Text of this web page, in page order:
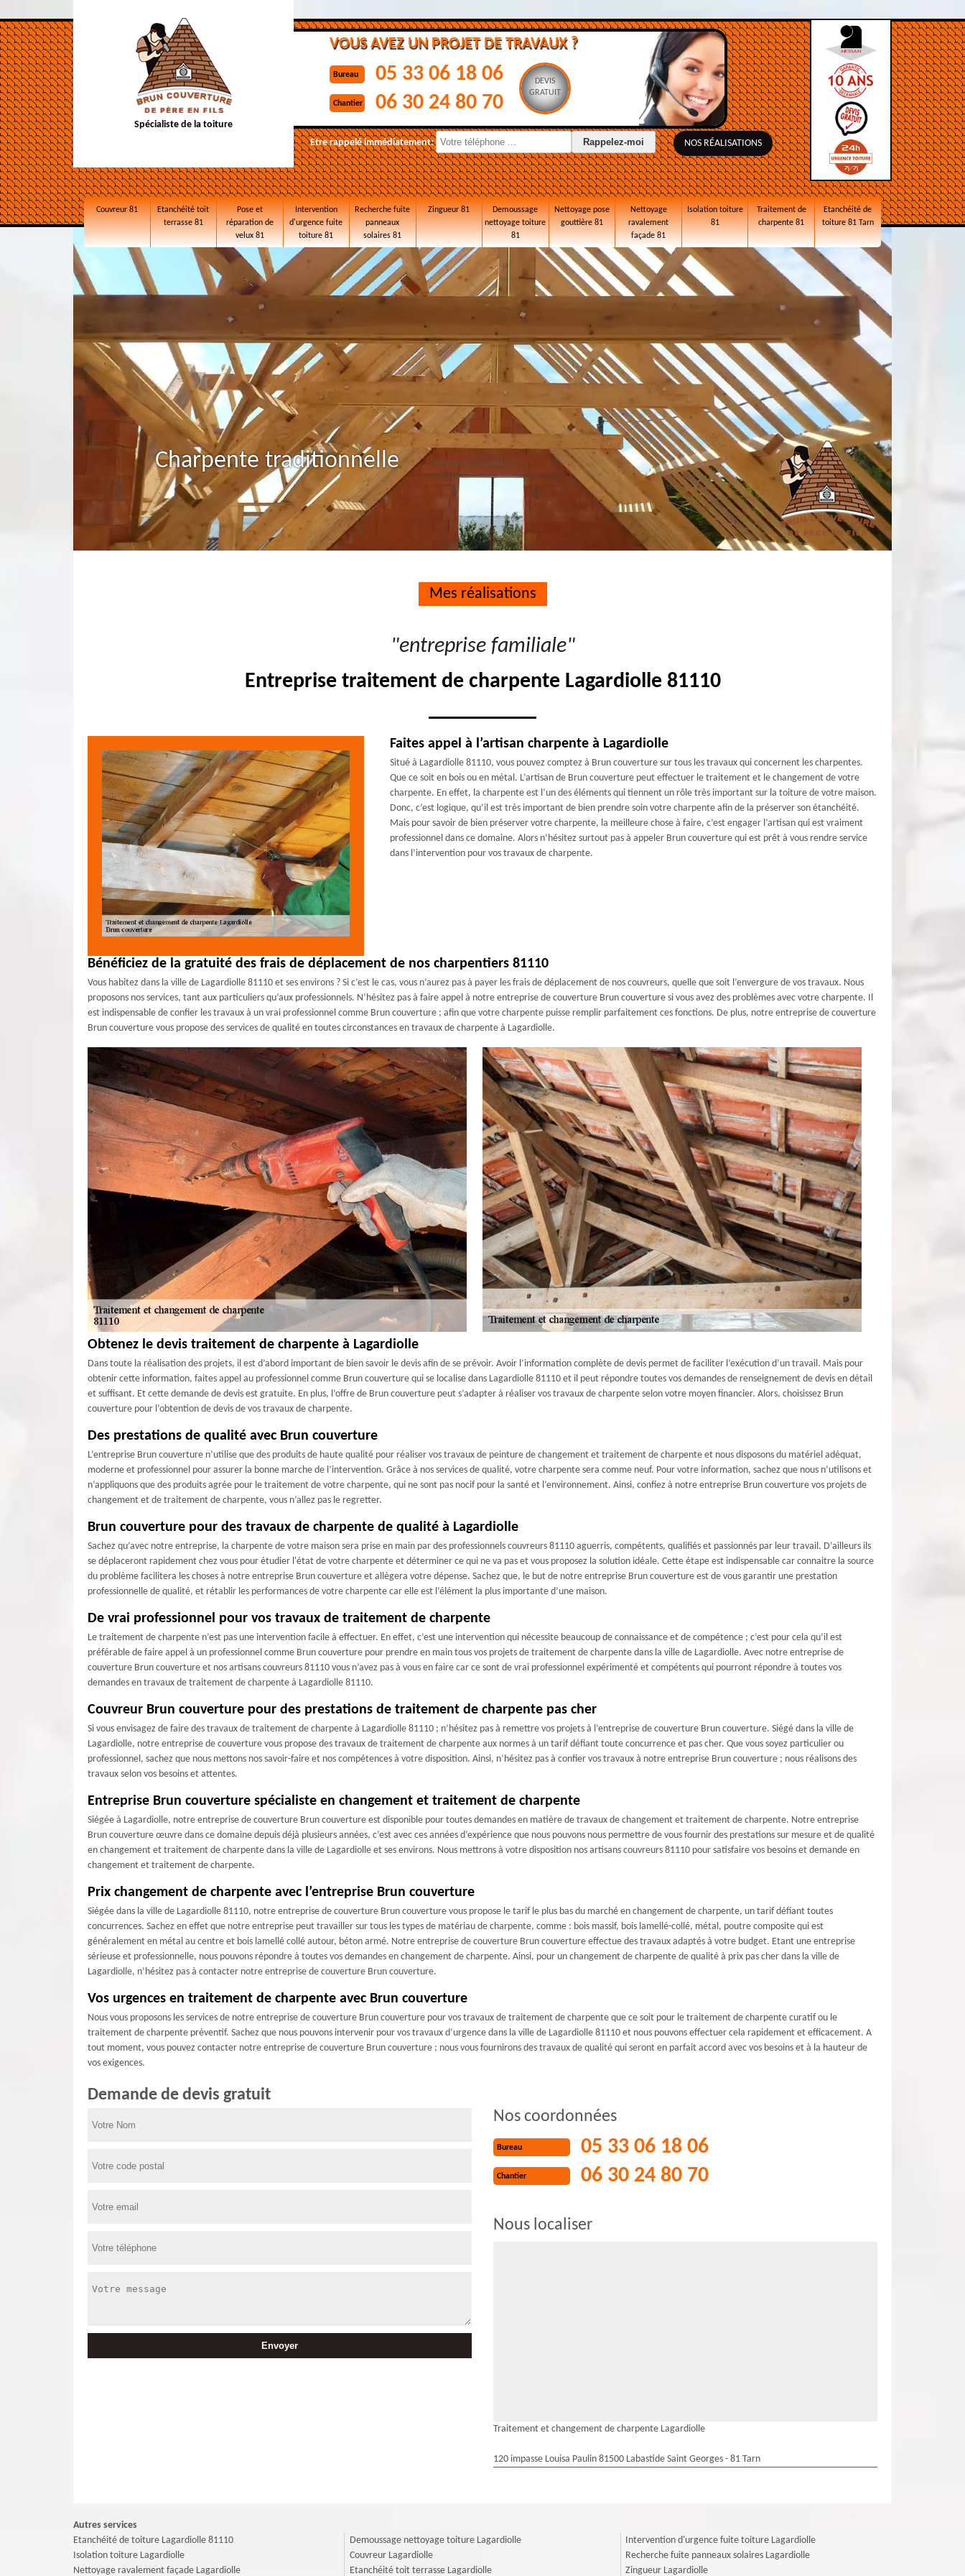
Spécialiste de la toiture
VOUS AVEZ UN PROJET DE TRAVAUX ?
Bureau 05 33 06 18 06
Chantier 06 30 24 80 70
DEVIS
GRATUIT
Etre rappelé immédiatement: NOS RÉALISATIONS
Couvreur 81
Etanchéité toit
terrasse 81
Pose et
réparation de
velux 81
Intervention
d'urgence fuite
toiture 81
Recherche fuite
panneaux
solaires 81
Zingueur 81
Demoussage
nettoyage toiture
81
Nettoyage pose
gouttière 81
Nettoyage
ravalement
façade 81
Isolation toiture
81
Traitement de
charpente 81
Etanchéité de
toiture 81 Tarn
Charpente traditionnelle
Mes réalisations
"entreprise familiale"
Entreprise traitement de charpente Lagardiolle 81110
Faites appel à l’artisan charpente à Lagardiolle
Situé à Lagardiolle 81110, vous pouvez comptez à Brun couverture sur tous les travaux qui concernent les charpentes.
Que ce soit en bois ou en métal. L’artisan de Brun couverture peut effectuer le traitement et le changement de votre
charpente. En effet, la charpente est l’un des éléments qui tiennent un rôle très important sur la toiture de votre maison.
Donc, c’est logique, qu’il est très important de bien prendre soin votre charpente afin de la préserver son étanchéité.
Mais pour savoir de bien préserver votre charpente, la meilleure chose à faire, c’est engager l’artisan qui est vraiment
professionnel dans ce domaine. Alors n’hésitez surtout pas à appeler Brun couverture qui est prêt à vous rendre service
dans l’intervention pour vos travaux de charpente.
Bénéficiez de la gratuité des frais de déplacement de nos charpentiers 81110
Vous habitez dans la ville de Lagardiolle 81110 et ses environs ? Si c’est le cas, vous n’aurez pas à payer les frais de déplacement de nos couvreurs, quelle que soit l’envergure de vos travaux. Nous
proposons nos services, tant aux particuliers qu’aux professionnels. N’hésitez pas à faire appel à notre entreprise de couverture Brun couverture si vous avez des problèmes avec votre charpente. Il
est indispensable de confier les travaux à un vrai professionnel comme Brun couverture ; afin que votre charpente puisse remplir parfaitement ces fonctions. De plus, notre entreprise de couverture
Brun couverture vous propose des services de qualité en toutes circonstances en travaux de charpente à Lagardiolle.
Obtenez le devis traitement de charpente à Lagardiolle
Dans toute la réalisation des projets, il est d’abord important de bien savoir le devis afin de se prévoir. Avoir l’information complète de devis permet de faciliter l’exécution d’un travail. Mais pour
obtenir cette information, faites appel au professionnel comme Brun couverture qui se localise dans Lagardiolle 81110 et il peut répondre toutes vos demandes de renseignement de devis en détail
et suffisant. Et cette demande de devis est gratuite. En plus, l’offre de Brun couverture peut s’adapter à réaliser vos travaux de charpente selon votre moyen financier. Alors, choisissez Brun
couverture pour l’obtention de devis de vos travaux de charpente.
Des prestations de qualité avec Brun couverture
L’entreprise Brun couverture n’utilise que des produits de haute qualité pour réaliser vos travaux de peinture de changement et traitement de charpente et nous disposons du matériel adéquat,
moderne et professionnel pour assurer la bonne marche de l’intervention. Grâce à nos services de qualité, votre charpente sera comme neuf. Pour votre information, sachez que nous n’utilisons et
n’appliquons que des produits agrée pour le traitement de votre charpente, qui ne sont pas nocif pour la santé et l’environnement. Ainsi, confiez à notre entreprise Brun couverture vos projets de
changement et de traitement de charpente, vous n’allez pas le regretter.
Brun couverture pour des travaux de charpente de qualité à Lagardiolle
Sachez qu’avec notre entreprise, la charpente de votre maison sera prise en main par des professionnels couvreurs 81110 aguerris, compétents, qualifiés et passionnés par leur travail. D’ailleurs ils
se déplaceront rapidement chez vous pour étudier l'état de votre charpente et déterminer ce qui ne va pas et vous proposez la solution idéale. Cette étape est indispensable car connaitre la source
du problème facilitera les choses à notre entreprise Brun couverture et allègera votre dépense. Sachez que, le but de notre entreprise Brun couverture est de vous garantir une prestation
professionnelle de qualité, et rétablir les performances de votre charpente car elle est l’élément la plus importante d’une maison.
De vrai professionnel pour vos travaux de traitement de charpente
Le traitement de charpente n’est pas une intervention facile à effectuer. En effet, c’est une intervention qui nécessite beaucoup de connaissance et de compétence ; c’est pour cela qu’il est
préférable de faire appel à un professionnel comme Brun couverture pour prendre en main tous vos projets de traitement de charpente dans la ville de Lagardiolle. Avec notre entreprise de
couverture Brun couverture et nos artisans couvreurs 81110 vous n’avez pas à vous en faire car ce sont de vrai professionnel expérimenté et compétents qui pourront répondre à toutes vos
demandes en travaux de traitement de charpente à Lagardiolle 81110.
Couvreur Brun couverture pour des prestations de traitement de charpente pas cher
Si vous envisagez de faire des travaux de traitement de charpente à Lagardiolle 81110 ; n’hésitez pas à remettre vos projets à l’entreprise de couverture Brun couverture. Siégé dans la ville de
Lagardiolle, notre entreprise de couverture vous propose des travaux de traitement de charpente aux normes à un tarif défiant toute concurrence et pas cher. Que vous soyez particulier ou
professionnel, sachez que nous mettons nos savoir-faire et nos compétences à votre disposition. Ainsi, n’hésitez pas à confier vos travaux à notre entreprise Brun couverture ; nous réalisons des
travaux selon vos besoins et attentes.
Entreprise Brun couverture spécialiste en changement et traitement de charpente
Siégée à Lagardiolle, notre entreprise de couverture Brun couverture est disponible pour toutes demandes en matière de travaux de changement et traitement de charpente. Notre entreprise
Brun couverture œuvre dans ce domaine depuis déjà plusieurs années, c’est avec ces années d’expérience que nous pouvons nous permettre de vous fournir des prestations sur mesure et de qualité
en changement et traitement de charpente dans la ville de Lagardiolle et ses environs. Nous mettrons à votre disposition nos artisans couvreurs 81110 pour satisfaire vos besoins et demande en
changement et traitement de charpente.
Prix changement de charpente avec l’entreprise Brun couverture
Siégée dans la ville de Lagardiolle 81110, notre entreprise de couverture Brun couverture vous propose le tarif le plus bas du marché en changement de charpente, un tarif défiant toutes
concurrences. Sachez en effet que notre entreprise peut travailler sur tous les types de matériau de charpente, comme : bois massif, bois lamellé-collé, métal, poutre composite qui est
généralement en métal au centre et bois lamellé collé autour, béton armé. Notre entreprise de couverture Brun couverture effectue des travaux adaptés à votre budget. Etant une entreprise
sérieuse et professionnelle, nous pouvons répondre à toutes vos demandes en changement de charpente. Ainsi, pour un changement de charpente de qualité à prix pas cher dans la ville de
Lagardiolle, n’hésitez pas à contacter notre entreprise de couverture Brun couverture.
Vos urgences en traitement de charpente avec Brun couverture
Nous vous proposons les services de notre entreprise de couverture Brun couverture pour vos travaux de traitement de charpente que ce soit pour le traitement de charpente curatif ou le
traitement de charpente préventif. Sachez que nous pouvons intervenir pour vos travaux d’urgence dans la ville de Lagardiolle 81110 et nous pouvons effectuer cela rapidement et efficacement. A
tout moment, vous pouvez contacter notre entreprise de couverture Brun couverture ; nous vous fournirons des travaux de qualité qui seront en parfait accord avec vos besoins et à la hauteur de
vos exigences.
Demande de devis gratuit
Nos coordonnées
Bureau 05 33 06 18 06
Chantier 06 30 24 80 70
Nous localiser
Traitement et changement de charpente Lagardiolle
120 impasse Louisa Paulin 81500 Labastide Saint Georges - 81 Tarn
Autres services
Etanchéité de toiture Lagardiolle 81110
Isolation toiture Lagardiolle
Nettoyage ravalement façade Lagardiolle
Demoussage nettoyage toiture Lagardiolle
Couvreur Lagardiolle
Etanchéité toit terrasse Lagardiolle
Intervention d'urgence fuite toiture Lagardiolle
Recherche fuite panneaux solaires Lagardiolle
Zingueur Lagardiolle